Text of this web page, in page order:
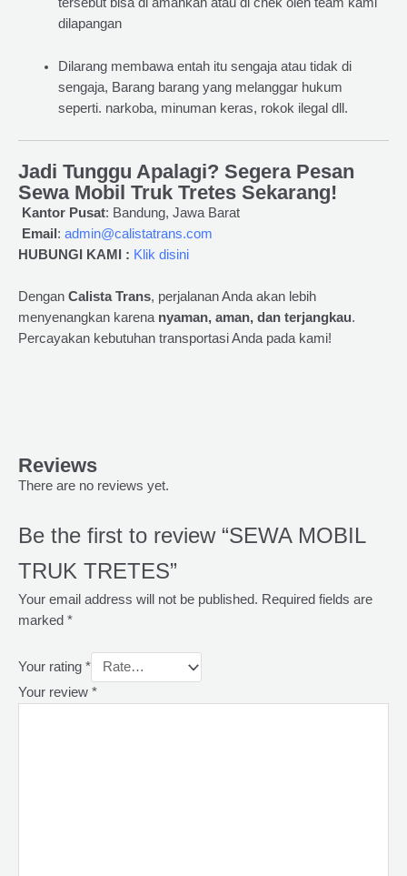
tersebut bisa di amankan atau di chek oleh team kami
dilapangan
Dilarang membawa entah itu sengaja atau tidak di
sengaja, Barang barang yang melanggar hukum
seperti. narkoba, minuman keras, rokok ilegal dll.
Jadi Tunggu Apalagi? Segera Pesan
Sewa Mobil Truk Tretes Sekarang!
Kantor Pusat: Bandung, Jawa Barat
Email : admin@calistatrans.com
HUBUNGI KAMI : Klik disini
Dengan Calista Trans, perjalanan Anda akan lebih
menyenangkan karena nyaman, aman, dan terjangkau.
Percayakan kebutuhan transportasi Anda pada kami!
Reviews
There are no reviews yet.
Be the first to review “SEWA MOBIL
TRUK TRETES”
Your email address will not be published. Required fields are
marked *
Your rating *
Your review *